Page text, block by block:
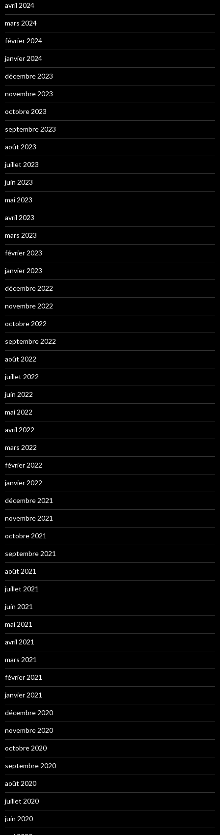
avril 2024
mars 2024
février 2024
janvier 2024
décembre 2023
novembre 2023
octobre 2023
septembre 2023
août 2023
juillet 2023
juin 2023
mai 2023
avril 2023
mars 2023
février 2023
janvier 2023
décembre 2022
novembre 2022
octobre 2022
septembre 2022
août 2022
juillet 2022
juin 2022
mai 2022
avril 2022
mars 2022
février 2022
janvier 2022
décembre 2021
novembre 2021
octobre 2021
septembre 2021
août 2021
juillet 2021
juin 2021
mai 2021
avril 2021
mars 2021
février 2021
janvier 2021
décembre 2020
novembre 2020
octobre 2020
septembre 2020
août 2020
juillet 2020
juin 2020